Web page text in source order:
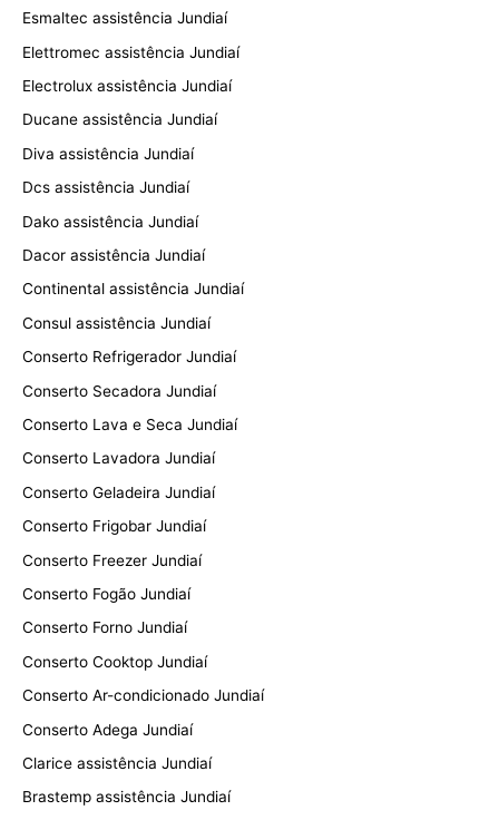
Esmaltec assistência Jundiaí
Elettromec assistência Jundiaí
Electrolux assistência Jundiaí
Ducane assistência Jundiaí
Diva assistência Jundiaí
Dcs assistência Jundiaí
Dako assistência Jundiaí
Dacor assistência Jundiaí
Continental assistência Jundiaí
Consul assistência Jundiaí
Conserto Refrigerador Jundiaí
Conserto Secadora Jundiaí
Conserto Lava e Seca Jundiaí
Conserto Lavadora Jundiaí
Conserto Geladeira Jundiaí
Conserto Frigobar Jundiaí
Conserto Freezer Jundiaí
Conserto Fogão Jundiaí
Conserto Forno Jundiaí
Conserto Cooktop Jundiaí
Conserto Ar-condicionado Jundiaí
Conserto Adega Jundiaí
Clarice assistência Jundiaí
Brastemp assistência Jundiaí